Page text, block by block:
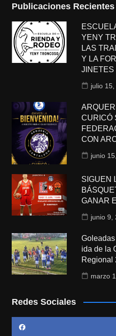
Publicaciones Recientes
YENY
LAS
Y LA
JINETES
julio
CURICÓ
CON
junio
SIGUEN
GANAR
junio 9,
ida de la
Regional
marzo
Redes Sociales